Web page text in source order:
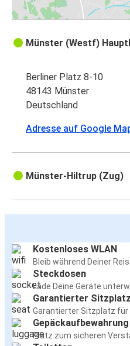
Münster (Westf)
Berliner Platz 8-10
48143 Münster
Deutschland
Adresse auf Google
Münster-Hiltrup (Zug)
Kostenloses WLAN
Bleib während Deiner
Steckdosen
Lade Deine Geräte
Garantierter Sitzplatz
Garantierter Sitzplatz für
Gepäckaufbewahrung
Platz zum sicheren